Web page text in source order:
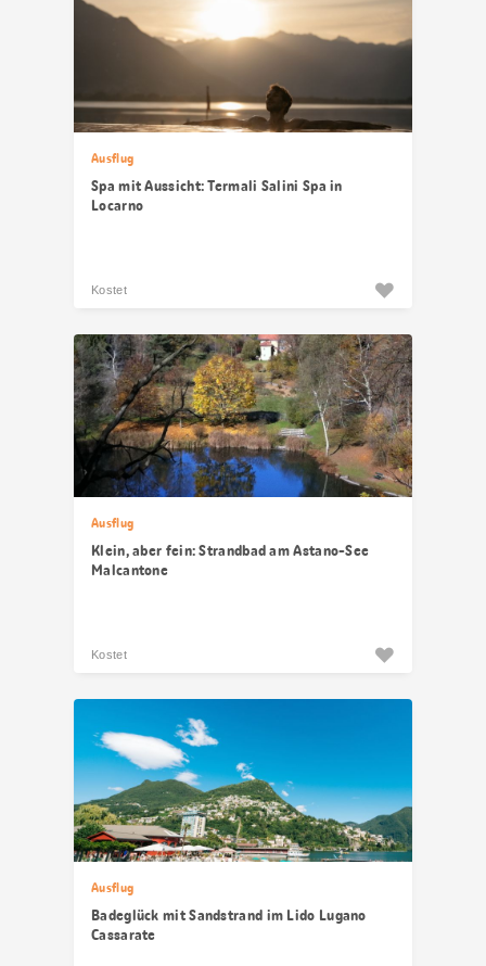
Ausflug
Spa mit Aussicht: Termali Salini Spa in
Locarno
Kostet
Ausflug
Klein, aber fein: Strandbad am Astano-See
Malcantone
Kostet
Ausflug
Badeglück mit Sandstrand im Lido Lugano
Cassarate